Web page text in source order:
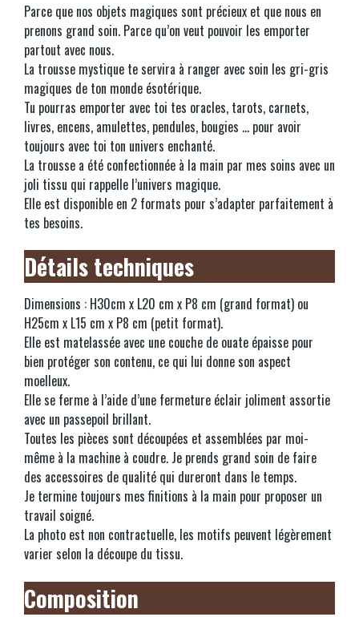
Parce que nos objets magiques sont précieux et que nous en
prenons grand soin. Parce qu’on veut pouvoir les emporter
partout avec nous.
La trousse mystique te servira à ranger avec soin les gri-gris
magiques de ton monde ésotérique.
Tu pourras emporter avec toi tes oracles, tarots, carnets,
livres, encens, amulettes, pendules, bougies ... pour avoir
toujours avec toi ton univers enchanté.
La trousse a été confectionnée à la main par mes soins avec un
joli tissu qui rappelle l’univers magique.
Elle est disponible en 2 formats pour s’adapter parfaitement à
tes besoins.
Détails techniques
Dimensions : H30cm x L20 cm x P8 cm (grand format) ou
H25cm x L15 cm x P8 cm (petit format).
Elle est matelassée avec une couche de ouate épaisse pour
bien protéger son contenu, ce qui lui donne son aspect
moelleux.
Elle se ferme à l’aide d’une fermeture éclair joliment assortie
avec un passepoil brillant.
Toutes les pièces sont découpées et assemblées par moi-
même à la machine à coudre. Je prends grand soin de faire
des accessoires de qualité qui dureront dans le temps.
Je termine toujours mes finitions à la main pour proposer un
travail soigné.
La photo est non contractuelle, les motifs peuvent légèrement
varier selon la découpe du tissu.
Composition